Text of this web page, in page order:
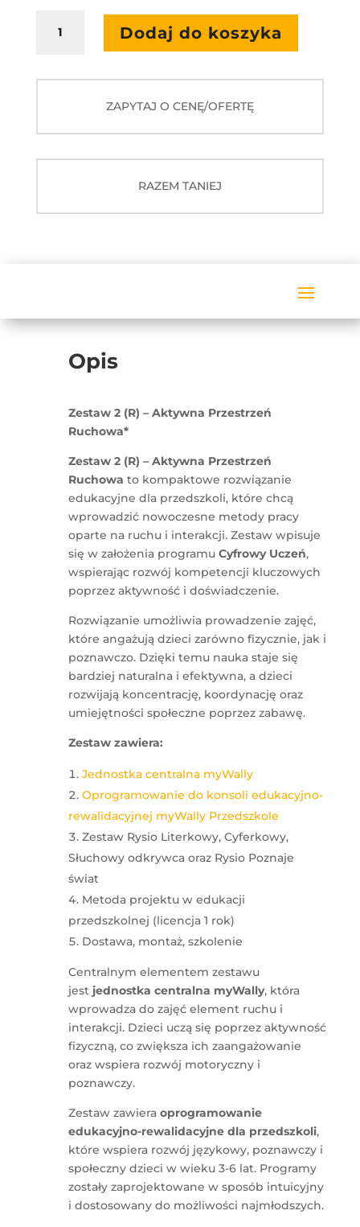
Zestaw
przestrzeń
Dodaj do koszyka
ZAPYTAJ O CENĘ/OFERTĘ
RAZEM TANIEJ
Opis
Zestaw 2 (R) – Aktywna Przestrzeń
Ruchowa*
Zestaw 2 (R) – Aktywna Przestrzeń
Ruchowato kompaktowe rozwiązanie
edukacyjne dla przedszkoli, które chcą
wprowadzić nowoczesne metody pracy
oparte na ruchu i interakcji. Zestaw wpisuje
się w założenia programuCyfrowy Uczeń,
wspierając rozwój kompetencji kluczowych
poprzez aktywność i doświadczenie.
Rozwiązanie umożliwia prowadzenie zajęć,
które angażują dzieci zarówno fizycznie, jak i
poznawczo. Dzięki temu nauka staje się
bardziej naturalna i efektywna, a dzieci
rozwijają koncentrację, koordynację oraz
umiejętności społeczne poprzez zabawę.
Zestaw zawiera:
Jednostka centralna myWally
Oprogramowanie do konsoli edukacyjno-
rewalidacyjnej myWally Przedszkole
Zestaw Rysio Literkowy, Cyferkowy,
Słuchowy odkrywca oraz Rysio Poznaje
świat
Metoda projektu w edukacji
przedszkolnej (licencja 1 rok)
Dostawa, montaż, szkolenie
Centralnym elementem zestawu
jest jednostka centralna myWally, która
wprowadza do zajęć element ruchu i
interakcji. Dzieci uczą się poprzez aktywność
fizyczną, co zwiększa ich zaangażowanie
oraz wspiera rozwój motoryczny i
poznawczy.
Zestaw zawiera oprogramowanie
edukacyjno-rewalidacyjne dla przedszkoli,
które wspiera rozwój językowy, poznawczy i
społeczny dzieci w wieku 3-6 lat. Programy
zostały zaprojektowane w sposób intuicyjny
i dostosowany do możliwości najmłodszych.